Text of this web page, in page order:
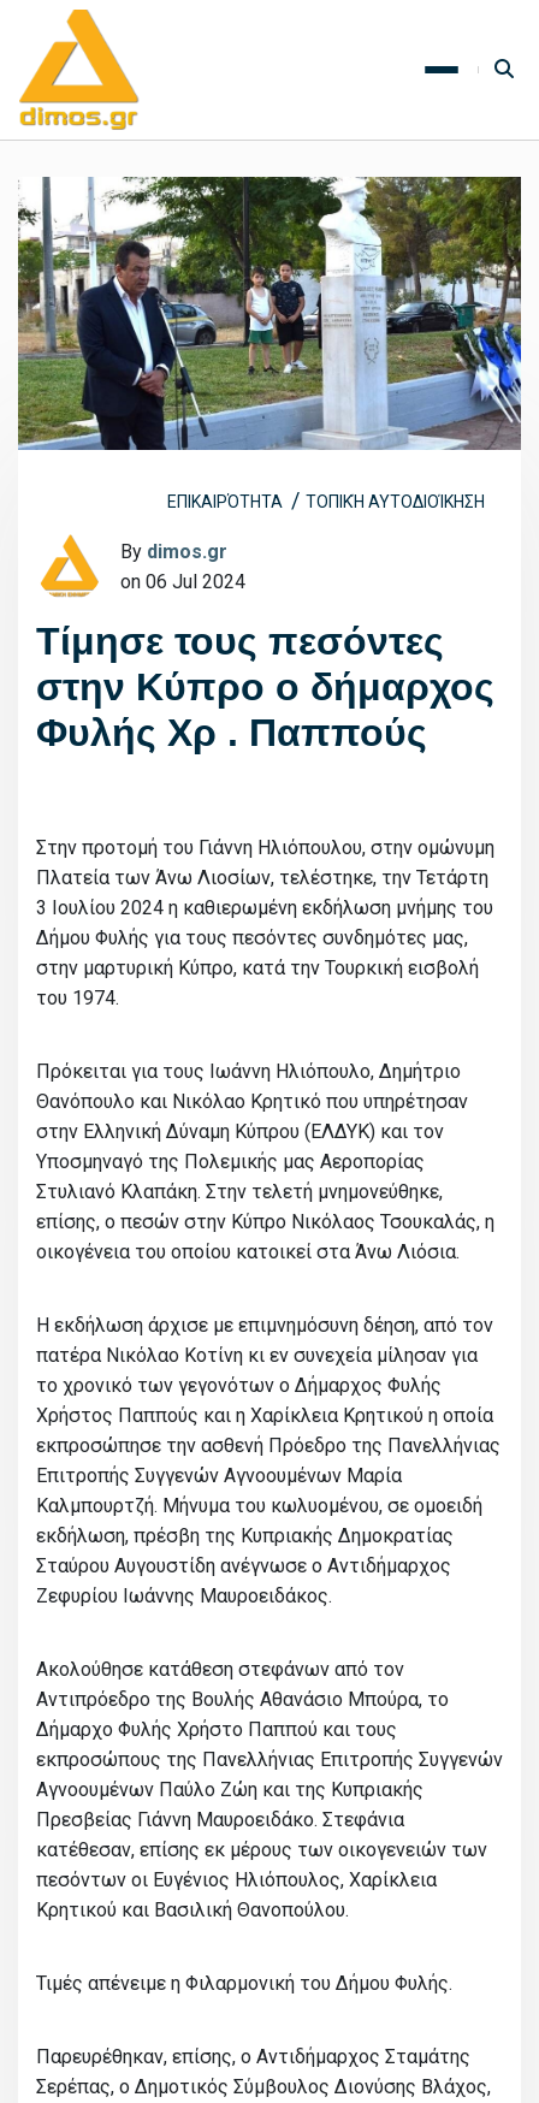
ΕΠΙΚΑΙΡΌΤΗΤΑ ΤΟΠΙΚΉ ΑΥΤΟΔΙΟΊΚΗΣΗ
By dimos.gr
on 06 Jul 2024
Τίμησε τους πεσόντες
στην Κύπρο ο δήμαρχος
Φυλής Χρ . Παππούς
Στην προτομή του Γιάννη Ηλιόπουλου, στην ομώνυμη
Πλατεία των Άνω Λιοσίων, τελέστηκε, την Τετάρτη
3 Ιουλίου 2024 η καθιερωμένη εκδήλωση μνήμης του
Δήμου Φυλής για τους πεσόντες συνδημότες μας,
στην μαρτυρική Κύπρο, κατά την Τουρκική εισβολή
του 1974.
Πρόκειται για τους Ιωάννη Ηλιόπουλο, Δημήτριο
Θανόπουλο και Νικόλαο Κρητικό που υπηρέτησαν
στην Ελληνική Δύναμη Κύπρου (ΕΛΔΥΚ) και τον
Υποσμηναγό της Πολεμικής μας Αεροπορίας
Στυλιανό Κλαπάκη. Στην τελετή μνημονεύθηκε,
επίσης, ο πεσών στην Κύπρο Νικόλαος Τσουκαλάς, η
οικογένεια του οποίου κατοικεί στα Άνω Λιόσια.
Η εκδήλωση άρχισε με επιμνημόσυνη δέηση, από τον
πατέρα Νικόλαο Κοτίνη κι εν συνεχεία μίλησαν για
το χρονικό των γεγονότων ο Δήμαρχος Φυλής
Χρήστος Παππούς και η Χαρίκλεια Κρητικού η οποία
εκπροσώπησε την ασθενή Πρόεδρο της Πανελλήνιας
Επιτροπής Συγγενών Αγνοουμένων Μαρία
Καλμπουρτζή. Μήνυμα του κωλυομένου, σε ομοειδή
εκδήλωση, πρέσβη της Κυπριακής Δημοκρατίας
Σταύρου Αυγουστίδη ανέγνωσε ο Αντιδήμαρχος
Ζεφυρίου Ιωάννης Μαυροειδάκος.
Ακολούθησε κατάθεση στεφάνων από τον
Αντιπρόεδρο της Βουλής Αθανάσιο Μπούρα, το
Δήμαρχο Φυλής Χρήστο Παππού και τους
εκπροσώπους της Πανελλήνιας Επιτροπής Συγγενών
Αγνοουμένων Παύλο Ζώη και της Κυπριακής
Πρεσβείας Γιάννη Μαυροειδάκο. Στεφάνια
κατέθεσαν, επίσης εκ μέρους των οικογενειών των
πεσόντων οι Ευγένιος Ηλιόπουλος, Χαρίκλεια
Κρητικού και Βασιλική Θανοπούλου.
Τιμές απένειμε η Φιλαρμονική του Δήμου Φυλής.
Παρευρέθηκαν, επίσης, ο Αντιδήμαρχος Σταμάτης
Σερέπας, ο Δημοτικός Σύμβουλος Διονύσης Βλάχος,